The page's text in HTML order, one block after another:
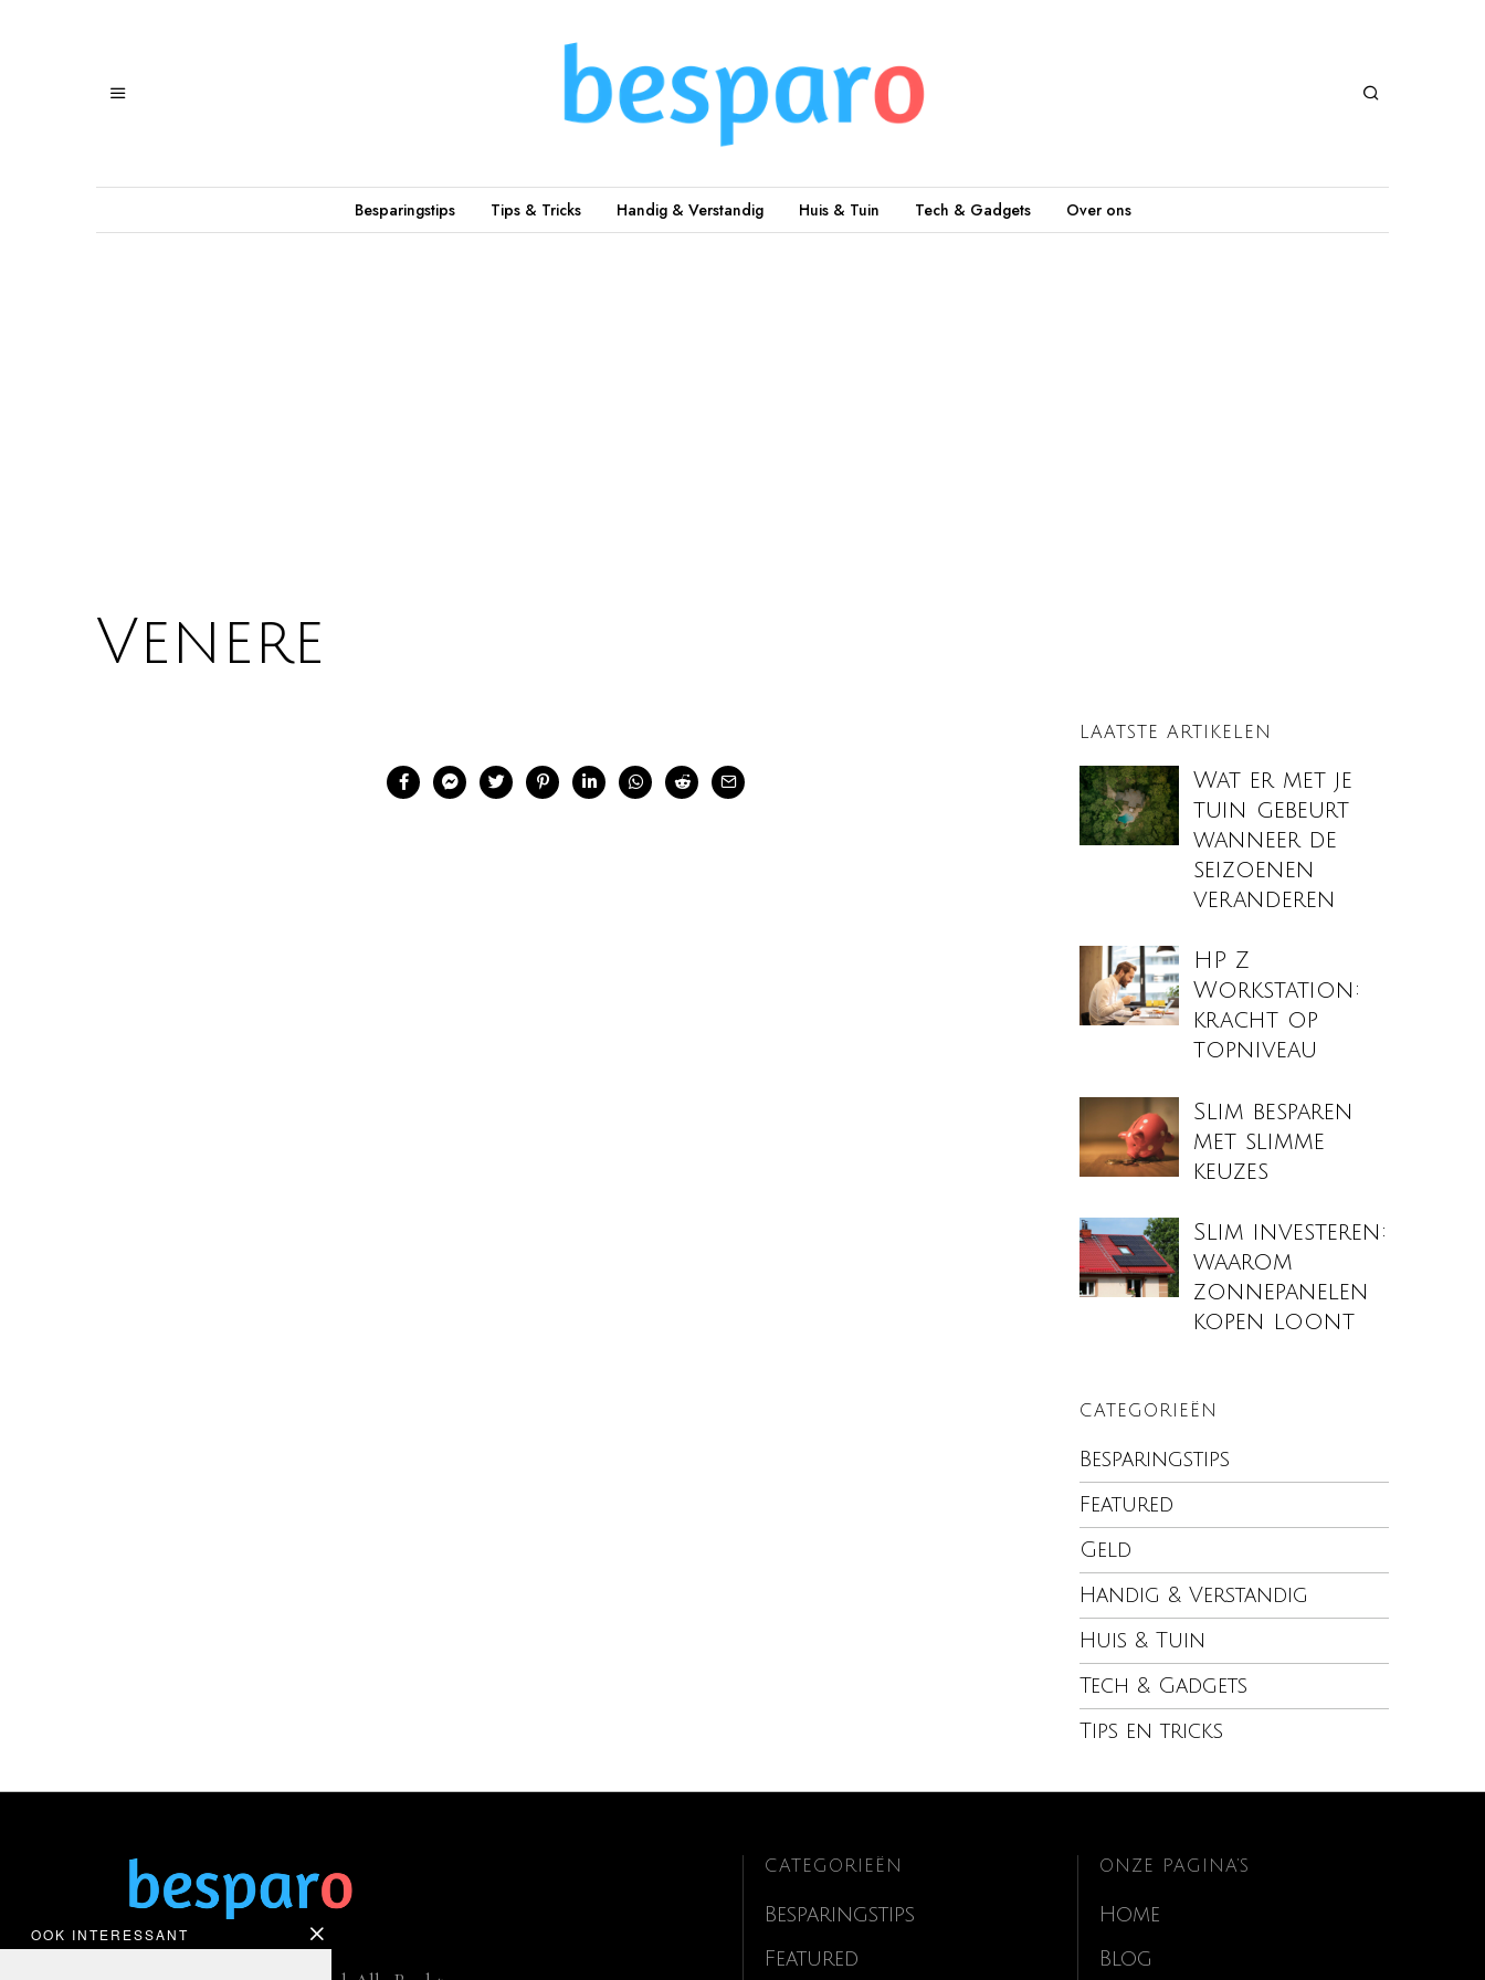
Besparingstips Tips & Tricks Handig & Verstandig Huis & Tuin Tech & Gadgets Over ons
Venere
LAATSTE ARTIKELEN
Wat er met je
tuin gebeurt
wanneer de
seizoenen
veranderen
HP Z
Workstation:
kracht op
topniveau
Slim besparen
met slimme
keuzes
Slim investeren:
waarom
zonnepanelen
kopen loont
CATEGORIEËN
Besparingstips
Featured
Geld
Handig & Verstandig
Huis & Tuin
Tech & Gadgets
Tips en tricks
OOK INTERESSANT
CATEGORIEËN
Besparingstips
Featured
ONZE PAGINA’S
Home
Blog